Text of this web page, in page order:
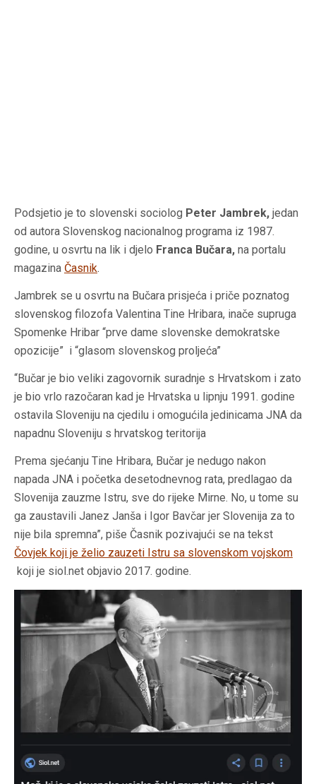
Podsjetio je to slovenski sociolog Peter Jambrek, jedan
od autora Slovenskog nacionalnog programa iz 1987.
godine, u osvrtu na lik i djelo Franca Bučara, na portalu
magazina Časnik.
Jambrek se u osvrtu na Bučara prisjeća i priče poznatog
slovenskog filozofa Valentina Tine Hribara, inače supruga
Spomenke Hribar “prve dame s lovenske demokratske
opozicije” i “g lasom slovenskog proljeća”
“Bučar je bio veliki zagovornik suradnje s Hrvatskom i zato
je bio vrlo razočaran kad je Hrvatska u lipnju 1991. godine
ostavila Sloveniju na cjedilu i omogućila jedinicama JNA da
napadnu Sloveniju s hrvatskog teritorija
Prema sjećanju Tine Hribara, Bučar je nedugo nakon
napada JNA i početka desetodnevnog rata, predlagao da
Slovenija zauzme Istru, sve do rijeke Mirne. No, u tome su
ga zaustavili Janez Janša i Igor Bavčar jer Slovenija za to
nije bila spremna”, piše Časnik pozivajući se na tekst
Čovjek koji je želio zauzeti Istru sa slovenskom vojskom
koji je siol.net objavio 2017. godine.